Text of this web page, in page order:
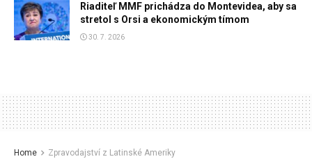
Riaditeľ MMF prichádza do Montevidea, aby sa
stretol s Orsi a ekonomickým tímom
30. 7. 2026
Home Zpravodajství z Latinské Ameriky